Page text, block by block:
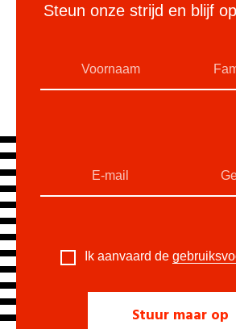
Steun onze strijd en blijf
Ik aanvaard de